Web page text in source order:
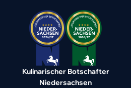
Kulinarischer Botschafter
Niedersachsen